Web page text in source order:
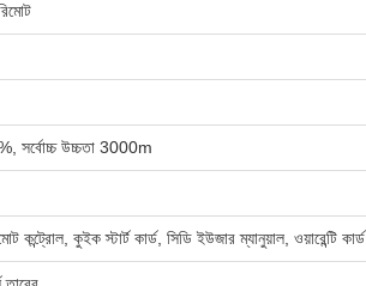
সর্বোচ্চ উচ্চতা 3000m
কন্ট্রোল, কুইক স্টার্ট কার্ড, সিডি ইউজার ম্যানুয়াল, ওয়ারেন্টি কার্ড